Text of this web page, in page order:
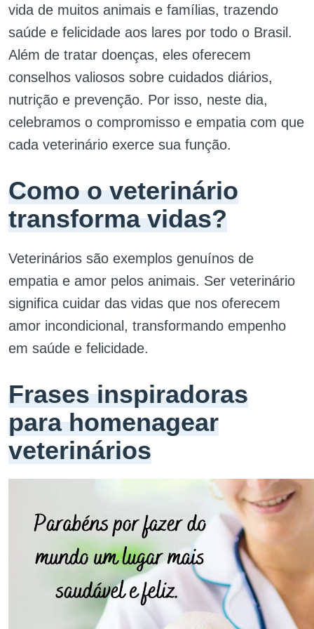
vida de muitos animais e famílias, trazendo
saúde e felicidade aos lares por todo o Brasil.
Além de tratar doenças, eles oferecem
conselhos valiosos sobre cuidados diários,
nutrição e prevenção. Por isso, neste dia,
celebramos o compromisso e empatia com que
cada veterinário exerce sua função.
Como o veterinário
transforma vidas?
Veterinários são exemplos genuínos de
empatia e amor pelos animais. Ser veterinário
significa cuidar das vidas que nos oferecem
amor incondicional, transformando empenho
em saúde e felicidade.
Frases inspiradoras
para homenagear
veterinários